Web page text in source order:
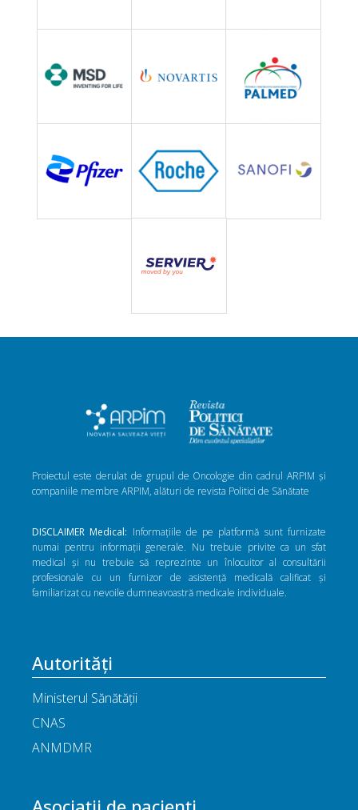
Proiectul este derulat de grupul de Oncologie din cadrul ARPIM și
companiile membre ARPIM, alături de revista Politici de Sănătate
DISCLAIMER Medical: Informațiile de pe platformă sunt furnizate
numai pentru informații generale. Nu trebuie privite ca un sfat
medical și nu trebuie să reprezinte un înlocuitor al consultării
profesionale cu un furnizor de asistență medicală calificat și
familiarizat cu nevoile dumneavoastră medicale individuale.
Autorități
Ministerul Sănătății
CNAS
ANMDMR